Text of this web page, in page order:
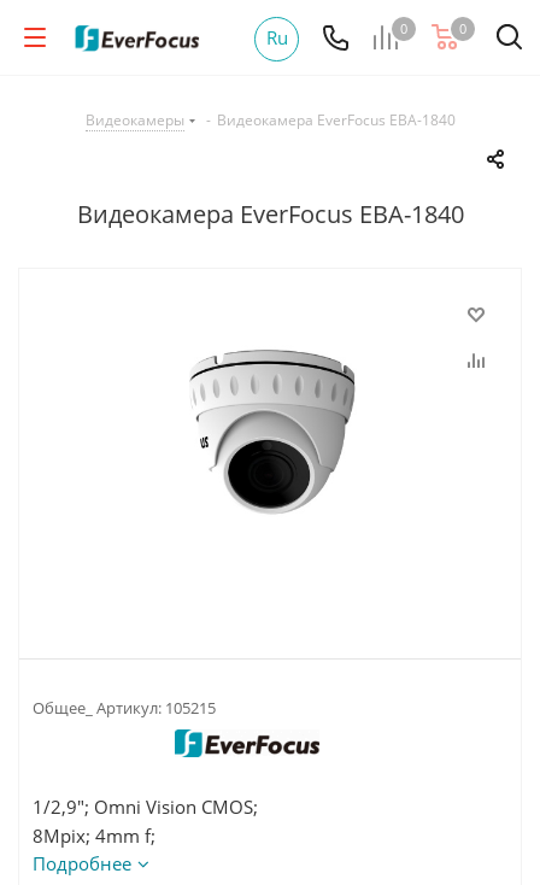
0 0
Ru
Видеокамеры - Видеокамера EverFocus EBA-1840
Видеокамера EverFocus EBA-1840
Общее_ Артикул: 105215
1/2,9"; Omni Vision CMOS;
8Mpix; 4mm f;
AHD/TVI/CVI/CVBS; 20m ИК;
Подробнее